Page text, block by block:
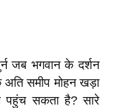
जब भगवान के दर्शन
अति समीप मोहन खड़ा
पहुंच सकता है? सारे